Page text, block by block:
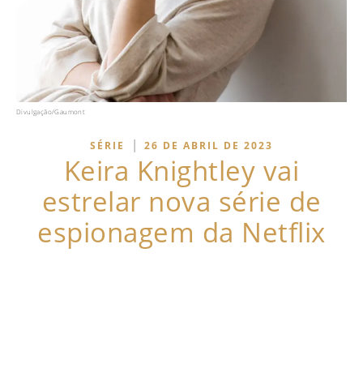
Divulgação/Gaumont
SÉRIE | 26 DE ABRIL DE 2023
Keira Knightley vai
estrelar nova série de
espionagem da Netflix